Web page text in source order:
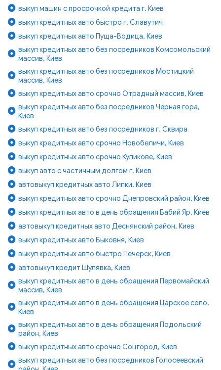
выкуп машин с просрочкой кредита г. Киев
выкуп кредитных авто быстро г. Славутич
выкуп кредитных авто Пуща-Водица, Киев
выкуп кредитных авто без посредников Комсомольский
массив, Киев
выкуп кредитных авто без посредников Мостицкий
массив, Киев
выкуп кредитных авто срочно Отрадный массив, Киев
выкуп кредитных авто без посредников Чёрная гора,
Киев
выкуп кредитных авто без посредников г. Сквира
выкуп кредитных авто срочно Новобеличи, Киев
выкуп кредитных авто срочно Куликове, Киев
выкуп авто с частичным долгом г. Киев
автовыкуп кредитных авто Липки, Киев
выкуп кредитных авто срочно Днепровский район, Киев
выкуп кредитных авто в день обращения Бабий Яр, Киев
автовыкуп кредитных авто Деснянский район, Киев
выкуп кредитных авто Быковня, Киев
выкуп кредитных авто быстро Печерск, Киев
автовыкуп кредит Шулявка, Киев
выкуп кредитных авто в день обращения Первомайский
массив, Киев
выкуп кредитных авто в день обращения Царское село,
Киев
выкуп кредитных авто в день обращения Подольский
район, Киев
выкуп кредитных авто срочно Соцгород, Киев
выкуп кредитных авто без посредников Голосеевский